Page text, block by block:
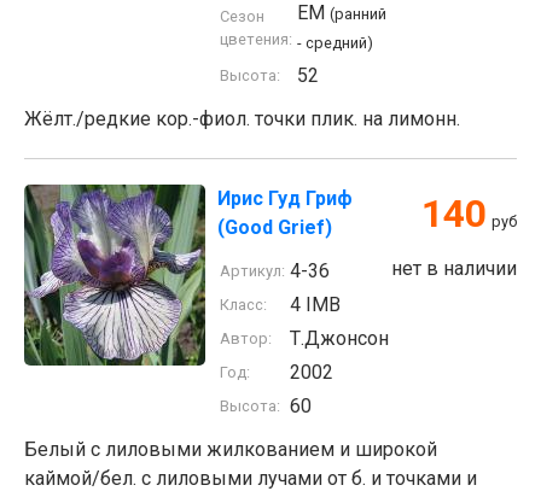
Сезон
цветения:
EM (ранний
- средний)
Высота:
52
Жёлт./редкие кор.-фиол. точки плик. на лимонн.
Ирис Гуд Гриф
(Good Grief)
140 руб
нет в наличии
Артикул: 4-36
Класс: 4 IMB
Автор: Т.Джонсон
Год: 2002
Высота: 60
Белый с лиловыми жилкованием и широкой
каймой/бел. с лиловыми лучами от б. и точками и